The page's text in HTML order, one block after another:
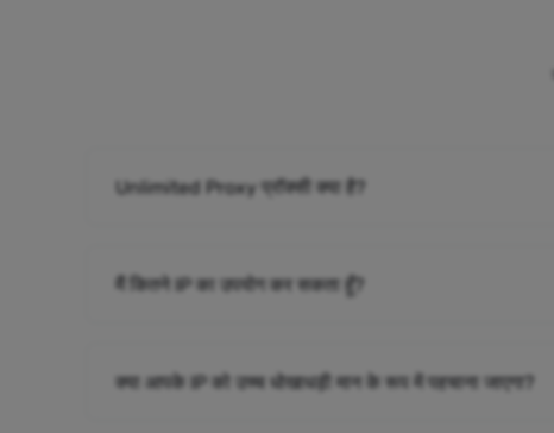
Unlimited Proxy प्रॉक्सी क्या है?
मैं कितने IP का उपयोग कर सकता हूँ?
क्या आपके IP को उच्च धोखाधड़ी मान के रूप में पहचाना जाएगा?